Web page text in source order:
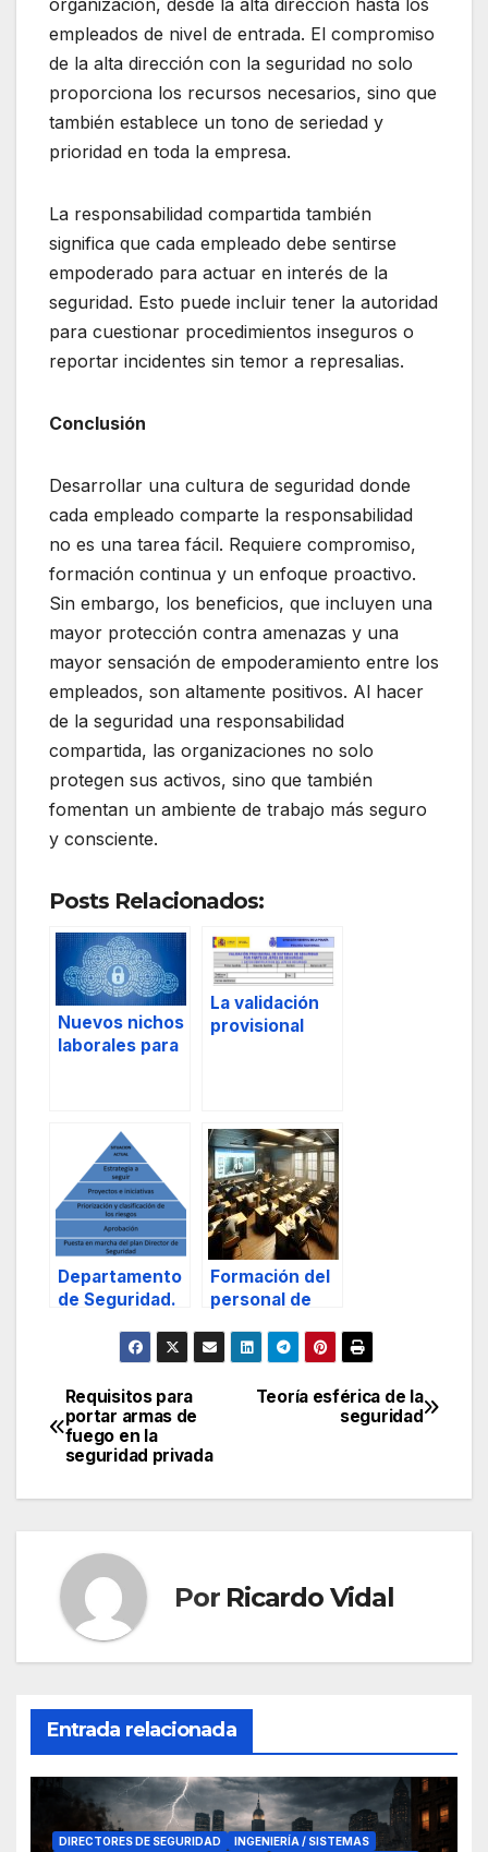
empleados de nivel de entrada. El compromiso
de la alta dirección con la seguridad no solo
proporciona los recursos necesarios, sino que
también establece un tono de seriedad y
prioridad en toda la empresa.
La responsabilidad compartida también
significa que cada empleado debe sentirse
empoderado para actuar en interés de la
seguridad. Esto puede incluir tener la autoridad
para cuestionar procedimientos inseguros o
reportar incidentes sin temor a represalias.
Conclusión
Desarrollar una cultura de seguridad donde
cada empleado comparte la responsabilidad
no es una tarea fácil. Requiere compromiso,
formación continua y un enfoque proactivo.
Sin embargo, los beneficios, que incluyen una
mayor protección contra amenazas y una
mayor sensación de empoderamiento entre los
empleados, son altamente positivos. Al hacer
de la seguridad una responsabilidad
compartida, las organizaciones no solo
protegen sus activos, sino que también
fomentan un ambiente de trabajo más seguro
y consciente.
Posts Relacionados:
Nuevos nichos
laborales para
La validación
provisional
Jefes de
Seguridad.
Departamento
de Seguridad.
Formación del
personal de
privada.
¿Correcta o
mejorable?
Navegación
de
entradas
Teoría esférica de la
seguridad
Requisitos para
portar armas de
fuego en la
seguridad privada
Por Ricardo Vidal
Entrada relacionada
DIRECTORES DE SEGURIDAD
INGENIERÍA / SISTEMAS